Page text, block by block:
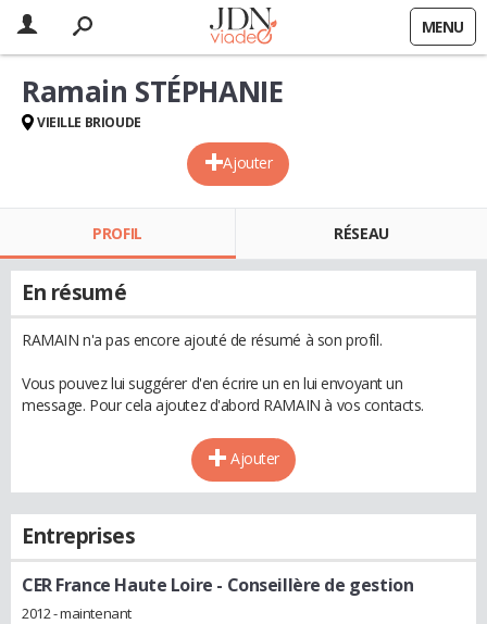
MENU
Ajouter
Ramain STÉPHANIE
VIEILLE BRIOUDE
PROFIL RÉSEAU
En résumé
RAMAIN n'a pas encore ajouté de résumé à son profil.
Vous pouvez lui suggérer d'en écrire un en lui envoyant un
message. Pour cela ajoutez d'abord RAMAIN à vos contacts.
Ajouter
Entreprises
CER France Haute Loire - Conseillère de gestion
2012 - maintenant